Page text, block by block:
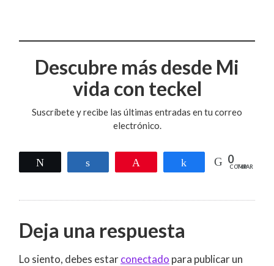
Descubre más desde Mi
vida con teckel
Suscríbete y recibe las últimas entradas en tu correo
electrónico.
Twittear Compartir Compartir
0
COMPARTIR
Deja una respuesta
Lo siento, debes estarconectado para publicar un